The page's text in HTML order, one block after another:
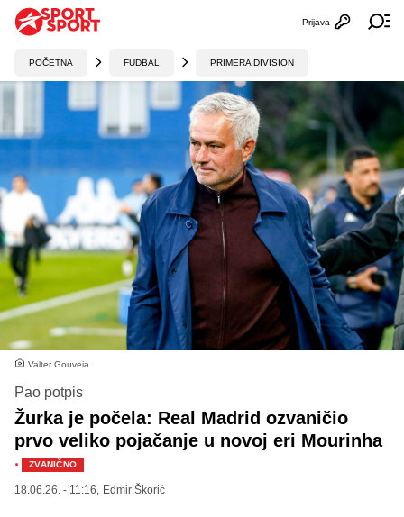
Otvori
Prijava
POČETNA FUDBAL PRIMERA DIVISION
Valter Gouveia
Pao potpis
Žurka je počela: Real Madrid ozvaničio
prvo veliko pojačanje u novoj eri Mourinha
· ZVANIČNO
18.06.26. - 11:16, Edmir Škorić